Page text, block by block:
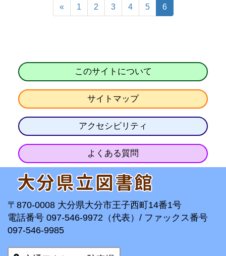
« 1 2 3 4 5 6
このサイトについて
サイトマップ
アクセシビリティ
よくある質問
〒870-0008 大分県大分市王子西町14番1号
電話番号 097-546-9972（代表）/ ファックス番号
097-546-9985